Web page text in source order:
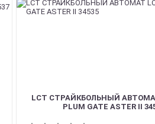
LCT СТРАЙКБОЛЬНЫЙ
PLUM GATE ASTER II